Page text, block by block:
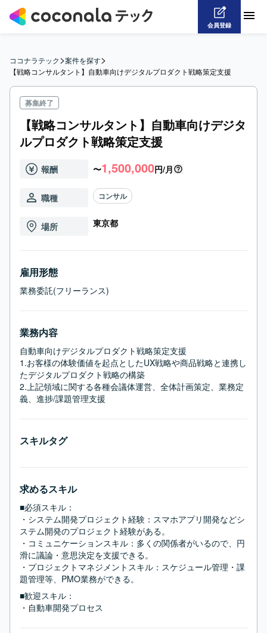
会員登録
ココナラテック>案件を探す>
【戦略コンサルタント】自動車向けデジタルプロダクト戦略策定支援
募集終了
【戦略コンサルタント】自動車向けデジタ
ルプロダクト戦略策定支援
報酬 〜1,500,000円/月
職種 コンサル
場所 東京都
雇用形態
業務委託(フリーランス)
業務内容
自動車向けデジタルプロダクト戦略策定支援
1.お客様の体験価値を起点としたUX戦略や商品戦略と連携し
たデジタルプロダクト戦略の構築
2.上記領域に関する各種会議体運営、全体計画策定、業務定
義、進捗/課題管理支援
スキルタグ
求めるスキル
■必須スキル：
・システム開発プロジェクト経験：スマホアプリ開発などシ
ステム開発のプロジェクト経験がある。
・コミュニケーションスキル：多くの関係者がいるので、円
滑に議論・意思決定を支援できる。
・プロジェクトマネジメントスキル：スケジュール管理・課
題管理等、PMO業務ができる。
■歓迎スキル：
・自動車開発プロセス